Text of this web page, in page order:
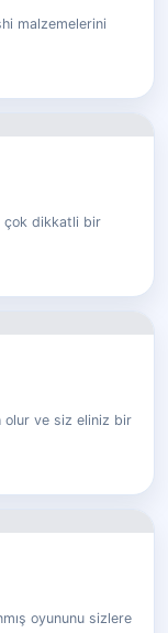
malzemelerini
çok dikkatli bir
olur ve siz eliniz bir
oyununu sizlere